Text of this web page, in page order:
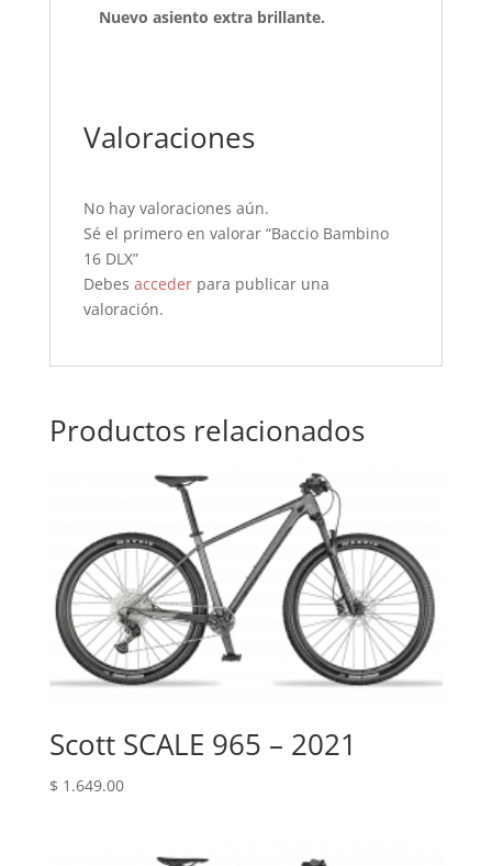
Nuevo asiento extra brillante.
Valoraciones
No hay valoraciones aún.
Sé el primero en valorar “Baccio Bambino
16 DLX”
Debes accederpara publicar una
valoración.
Productos relacionados
Scott SCALE 965 – 2021
$ 1.649.00